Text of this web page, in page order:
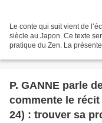
Le conte qui suit vient de
siècle au Japon. Ce texte
pratique du Zen. La
P. GANNE parle
commente le
24) : trouver sa